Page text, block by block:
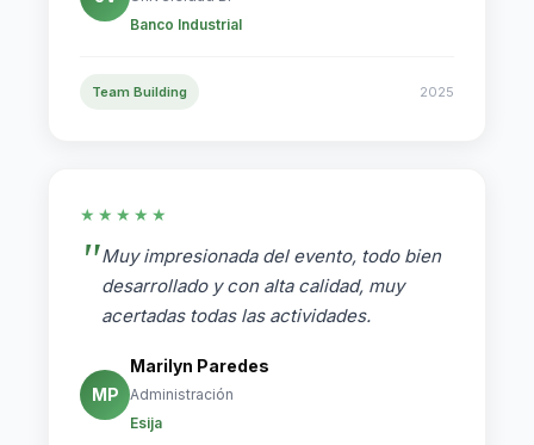
Banco Industrial
Team Building 2025
★★★★★
Muy impresionada del evento, todo bien
desarrollado y con alta calidad, muy
acertadas todas las actividades.
MP
Marilyn Paredes
Administración
Esija